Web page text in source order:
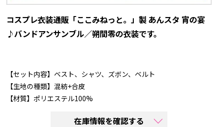
コスプレ衣装通販「ここみねっと。」製 あんスタ 宵の宴
♪バンドアンサンブル／朔間零の衣装です。
【セット内容】ベスト、シャツ、ズボン、ベルト
【生地の種類】混紡+合皮
【材質】ポリエステル100%
在庫情報を確認する